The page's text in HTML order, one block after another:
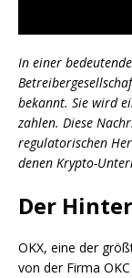
In einer
bekannt. Sie wird
zahlen. Diese
regulatorischen
denen Krypto-
Der
OKX, eine der
von der Firma